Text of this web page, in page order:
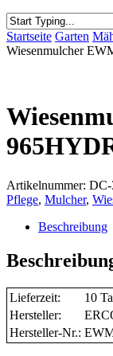
Close
Search
Startseite Garten
Wiesenmulcher
Artikelnummer: DC-
Pflege, Mulcher,
Beschreibung
Lieferzeit:
10
Hersteller:
Hersteller-Nr.: